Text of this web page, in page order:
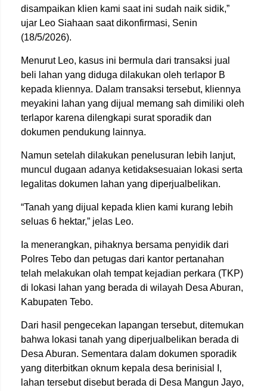
disampaikan klien kami saat ini sudah naik sidik,”
ujar Leo Siahaan saat dikonfirmasi, Senin
(18/5/2026).
Menurut Leo, kasus ini bermula dari transaksi jual
beli lahan yang diduga dilakukan oleh terlapor B
kepada kliennya. Dalam transaksi tersebut, kliennya
meyakini lahan yang dijual memang sah dimiliki oleh
terlapor karena dilengkapi surat sporadik dan
dokumen pendukung lainnya.
Namun setelah dilakukan penelusuran lebih lanjut,
muncul dugaan adanya ketidaksesuaian lokasi serta
legalitas dokumen lahan yang diperjualbelikan.
“Tanah yang dijual kepada klien kami kurang lebih
seluas 6 hektar,” jelas Leo.
Ia menerangkan, pihaknya bersama penyidik dari
Polres Tebo dan petugas dari kantor pertanahan
telah melakukan olah tempat kejadian perkara (TKP)
di lokasi lahan yang berada di wilayah Desa Aburan,
Kabupaten Tebo.
Dari hasil pengecekan lapangan tersebut, ditemukan
bahwa lokasi tanah yang diperjualbelikan berada di
Desa Aburan. Sementara dalam dokumen sporadik
yang diterbitkan oknum kepala desa berinisial I,
lahan tersebut disebut berada di Desa Mangun Jayo,